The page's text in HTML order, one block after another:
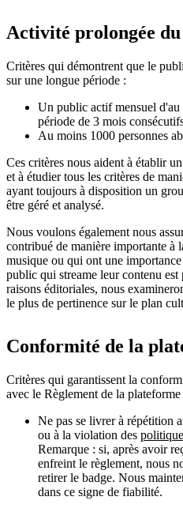
Activité prolongée
Critères qui démontrent que le
sur une longue période :
Un public actif mensuel
période de 3 mois
Au moins 1000 personnes
Ces critères nous aident à établir
et à étudier tous les critères de
ayant toujours à disposition un
être géré et analysé.
Nous voulons également nous
contribué de manière importante à
musique ou qui ont une
public qui streame leur contenu
raisons éditoriales, nous
le plus de pertinence sur le plan
Conformité de la
Critères qui garantissent la
avec le Règlement de la
Ne pas se livrer à répétition
ou à la violation des
Remarque : si, après avoir
enfreint le règlement, nous
retirer le badge. Nous
dans ce signe de fiabilité.